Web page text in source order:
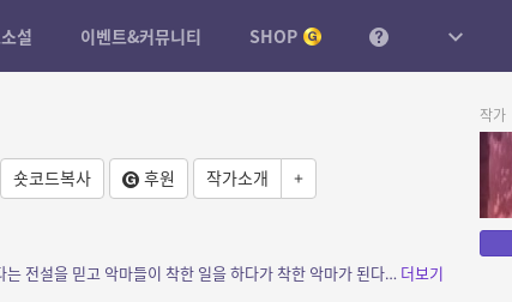
설 이벤트&커뮤니티 SHOP
숏코드복사 후원 작가소개 +
소개: 악마가 천사가 되다. 는 악마들이 선행을 하면 천사가 된다는 전설을 믿고 악마들이 착한 일을 하다가 착한 악마가 된다는 소설입니다. 더보기
작가